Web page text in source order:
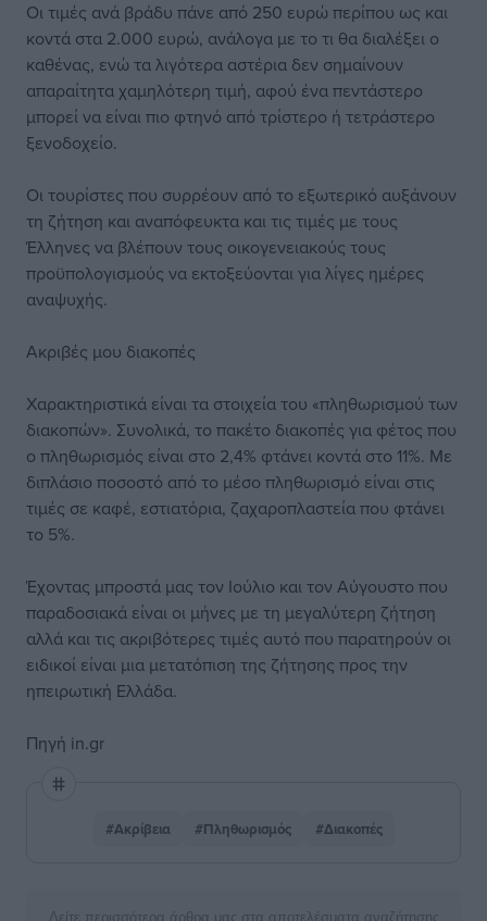
Οι τιμές ανά βράδυ πάνε από 250 ευρώ περίπου ως και
κοντά στα 2.000 ευρώ, ανάλογα με το τι θα διαλέξει ο
καθένας, ενώ τα λιγότερα αστέρια δεν σημαίνουν
απαραίτητα χαμηλότερη τιμή, αφού ένα πεντάστερο
μπορεί να είναι πιο φτηνό από τρίστερο ή τετράστερο
ξενοδοχείο.
Οι τουρίστες που συρρέουν από το εξωτερικό αυξάνουν
τη ζήτηση και αναπόφευκτα και τις τιμές με τους
Έλληνες να βλέπουν τους οικογενειακούς τους
προϋπολογισμούς να εκτοξεύονται για λίγες ημέρες
αναψυχής.
Ακριβές μου διακοπές
Χαρακτηριστικά είναι τα στοιχεία του «πληθωρισμού των
διακοπών». Συνολικά, το πακέτο διακοπές για φέτος που
ο πληθωρισμός είναι στο 2,4% φτάνει κοντά στο 11%. Με
διπλάσιο ποσοστό από το μέσο πληθωρισμό είναι στις
τιμές σε καφέ, εστιατόρια, ζαχαροπλαστεία που φτάνει
το 5%.
Έχοντας μπροστά μας τον Ιούλιο και τον Αύγουστο που
παραδοσιακά είναι οι μήνες με τη μεγαλύτερη ζήτηση
αλλά και τις ακριβότερες τιμές αυτό που παρατηρούν οι
ειδικοί είναι μια μετατόπιση της ζήτησης προς την
ηπειρωτική Ελλάδα.
Πηγή in.gr
#Ακρίβεια #Πληθωρισμός #Διακοπές
Δείτε περισσότερα άρθρα μας στα αποτελέσματα αναζήτησης